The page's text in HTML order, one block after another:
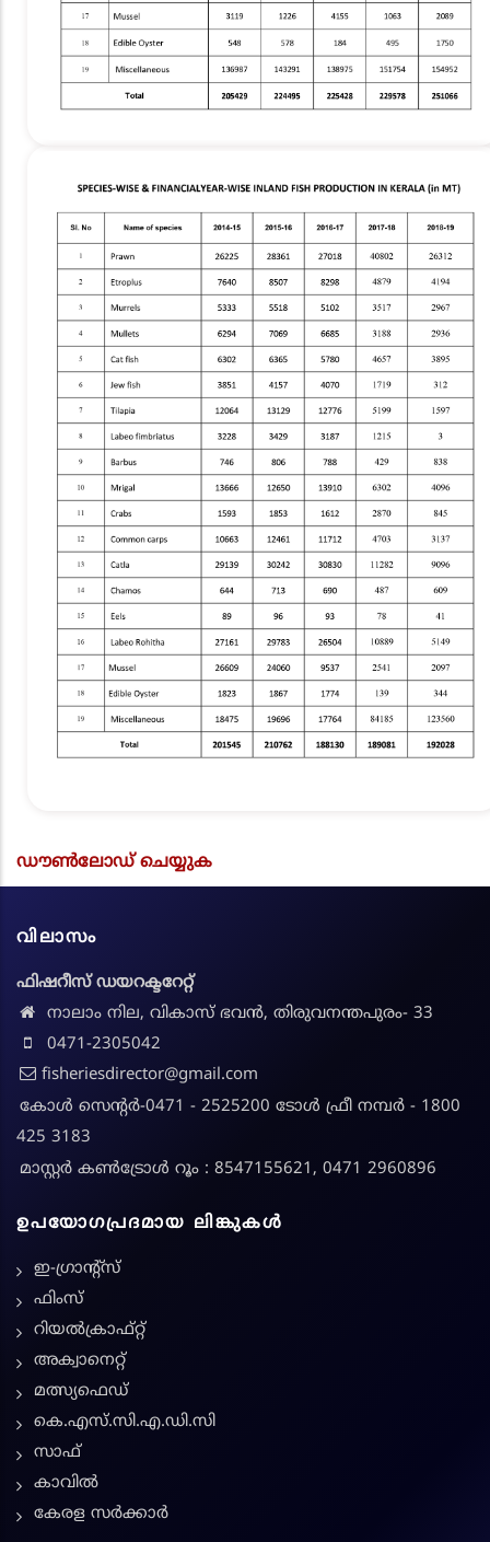
ഡൗൺലോഡ് ചെയ്യുക
വിലാസം
ഫിഷറീസ് ഡയറക്ടറേറ്റ്
നാലാം നില, വികാസ് ഭവൻ, തിരുവനന്തപുരം- 33
0471-2305042
fisheriesdirector@gmail.com
കോൾ സെന്റർ-0471 - 2525200 ടോൾ ഫ്രീ നമ്പർ - 1800
425 3183
മാസ്റ്റർ കൺട്രോൾ റൂം : 8547155621, 0471 2960896
ഉപയോഗപ്രദമായ ലിങ്കുകൾ
ഇ-ഗ്രാന്റ്സ്
ഫിംസ്
റിയൽക്രാഫ്റ്റ്
അക്വാനെറ്റ്
മത്സ്യഫെഡ്
കെ.എസ്.സി.എ.ഡി.സി
സാഫ്
കാവിൽ
കേരള സർക്കാർ